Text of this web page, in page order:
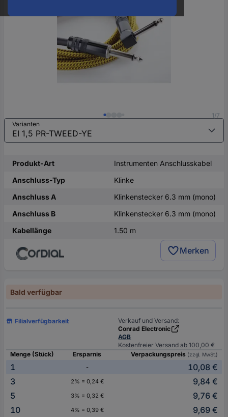
1/7
Varianten
Produkt-Art
Instrumenten Anschlusskabel
Anschluss-Typ
Klinke
Anschluss A
Klinkenstecker 6.3 mm (mono)
Anschluss B
Klinkenstecker 6.3 mm (mono)
Kabellänge
1.50 m
Merken
Bald verfügbar
Filialverfügbarkeit
Verkauf und Versand:
Conrad Electronic
AGB
Kostenfreier Versand ab 100,00 €
Menge (Stück)
Ersparnis Verpackungspreis (zzgl. MwSt.)
1 -
10,08 €
3
2% = 0,24 €
9,84 €
5
3% = 0,32 €
9,76 €
10
4% = 0,39 €
9,69 €